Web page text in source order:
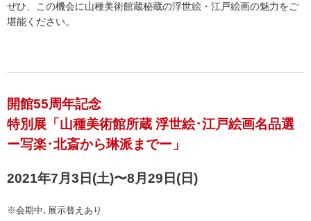
ぜひ、この機会に山種美術館蔵秘蔵の浮世絵・江戸絵画の魅力をご
堪能ください。
開館55周年記念
特別展「山種美術館所蔵 浮世絵･江戸絵画名品選
ー写楽･北斎から琳派までー」
2021年7月3日(土)〜8月29日(日)
※会期中､展示替えあり